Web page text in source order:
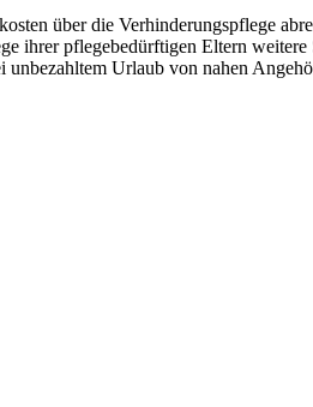
über die Verhinderungspflege
ihrer pflegebedürftigen Eltern weitere
Urlaub von nahen